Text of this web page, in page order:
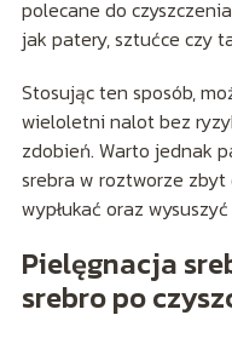
polecane do
jak patery, sztućce czy
Stosując ten sposób,
wieloletni nalot bez
zdobień. Warto jednak
srebra w roztworze zbyt
wypłukać oraz
Pielęgnacja
srebro po